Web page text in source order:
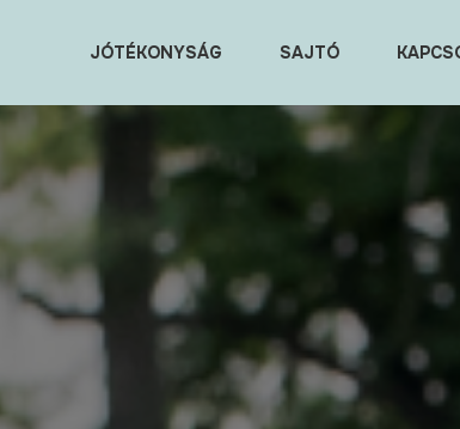
JÓTÉKONYSÁG SAJTÓ